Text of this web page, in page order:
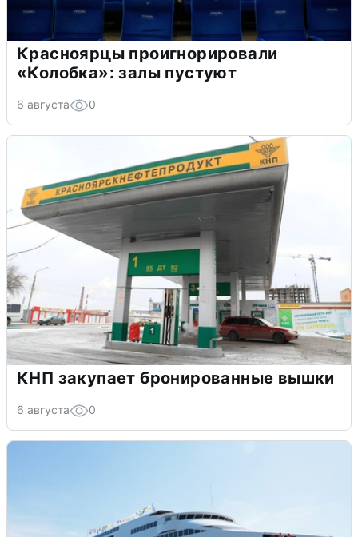
Красноярцы проигнорировали
«Колобка»: залы пустуют
6 августа 0
КНП закупает бронированные вышки
6 августа 0